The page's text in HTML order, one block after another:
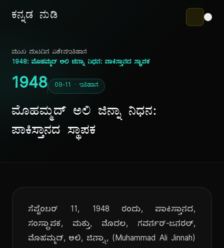
ಕನ್ನಡ ನುಡಿ
ಮುಖ ಪುಟದಿನ ವಿಶೇಷಇತಿಹಾಸ
1948: ಮೊಹಮ್ಮದ್ ಅಲಿ ಜಿನ್ನಾ ನಿಧನ: ಪಾಕಿಸ್ತಾನದ ಸ್ಥಾಪಕ
1948 09-11 · ಇತಿಹಾಸ
ಮೊಹಮ್ಮದ್ ಅಲಿ ಜಿನ್ನಾ ನಿಧನ:
ಪಾಕಿಸ್ತಾನದ ಸ್ಥಾಪಕ
ಸೆಪ್ಟೆಂಬರ್ 11, 1948 ರಂದು, ಪಾಕಿಸ್ತಾನದ,
ಸಂಸ್ಥಾಪಕ, ಮತ್ತು, ಮೊದಲ, ಗವರ್ನರ್-ಜನರಲ್,
ಮೊಹಮ್ಮದ್, ಅಲಿ, ಜಿನ್ನಾ, (Muhammad Ali Jinnah)